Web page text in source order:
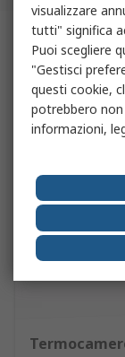
Guide &
visualizzare
tutti" significa
Puoi scegliere
"Gestisci
questi cookie,
potrebbero non
informazioni,